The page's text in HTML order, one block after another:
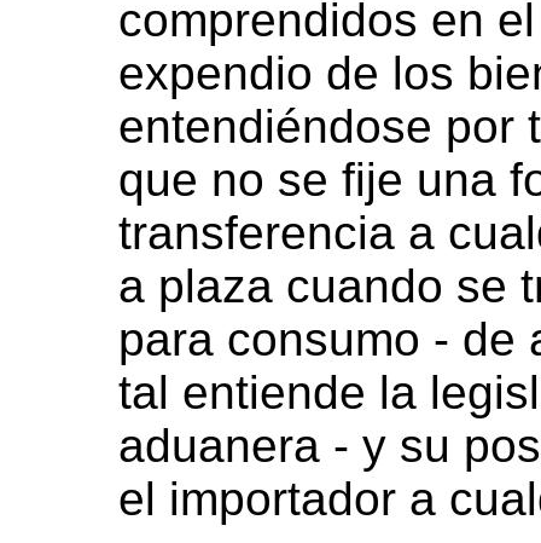
comprendidos en
expendio de los
entendiéndose por
que no se fije una
transferencia a
a plaza cuando se
para consumo - de
tal entiende la
aduanera - y su
el importador a